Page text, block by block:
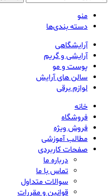
منو
دسته بندی‌ها
آرایشگاهی
آرایشی و گریم
پوست و مو
سالن های آرایش
لوازم برقی
خانه
فروشگاه
فروش ویژه
مطالب آموزشی
صفحات کاربردی
درباره ما
تماس با ما
سوالات متداول
قوانین و مقررات